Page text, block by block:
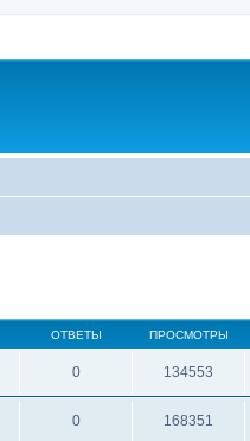
ОТВЕТЫ ПРОСМОТРЫ
0 134553
0 168351